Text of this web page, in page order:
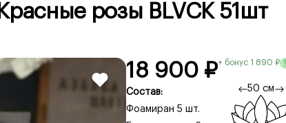
Красные розы BLVCK 51шт
18 900 ₽+ бонус 1 890 ₽ ?
Состав:
Фоамиран 5 шт.
50 см